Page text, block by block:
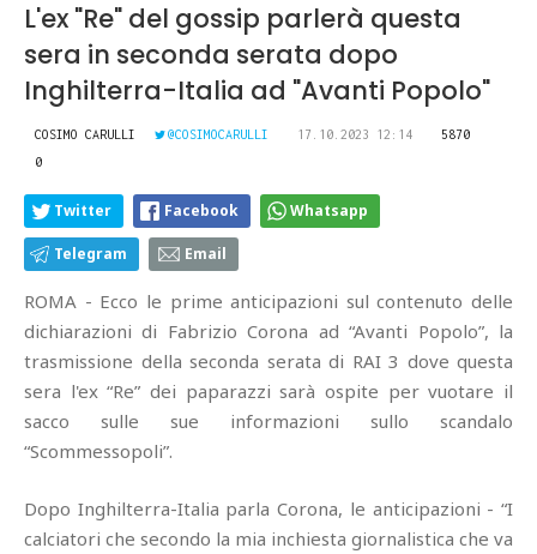
L'ex "Re" del gossip parlerà questa
sera in seconda serata dopo
Inghilterra-Italia ad "Avanti Popolo"
COSIMO CARULLI @COSIMOCARULLI 17.10.2023 12:14
5870
0
Twitter Facebook Whatsapp
Telegram Email
ROMA - Ecco le prime anticipazioni sul contenuto delle
dichiarazioni di Fabrizio Corona ad “Avanti Popolo”, la
trasmissione della seconda serata di RAI 3 dove questa
sera l'ex “Re” dei paparazzi sarà ospite per vuotare il
sacco sulle sue informazioni sullo scandalo
“Scommessopoli”.
Dopo Inghilterra-Italia parla Corona, le anticipazioni - “I
calciatori che secondo la mia inchiesta giornalistica che va